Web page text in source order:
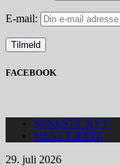
E-mail:
FACEBOOK
SENESTE NYT
MEST LÆSTE
29. juli 2026